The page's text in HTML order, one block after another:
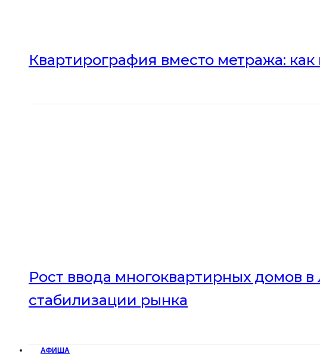
Квартирография вместо метража:
Рост ввода многоквартирных домов
стабилизации рынка
АФИША